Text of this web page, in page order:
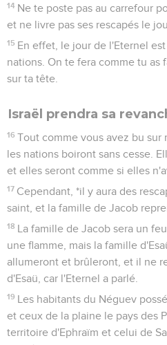
14 Ne te poste pas au carrefour
et ne livre pas ses rescapés le
15 En effet, le jour de l'Eternel
nations. On te fera comme tu as
sur ta tête.
Israël prendra sa
16 Tout comme vous avez bu sur
les nations boiront sans cesse.
et elles seront comme si elles
17 Cependant, *il y aura des
saint, et la famille de Jacob
18 La famille de Jacob sera un
une flamme, mais la famille
allumeront et brûleront, et il ne
d'Esaü, car l'Eternel a parlé.
19 Les habitants du Néguev
et ceux de la plaine le pays des
territoire d'Ephraïm et celui de